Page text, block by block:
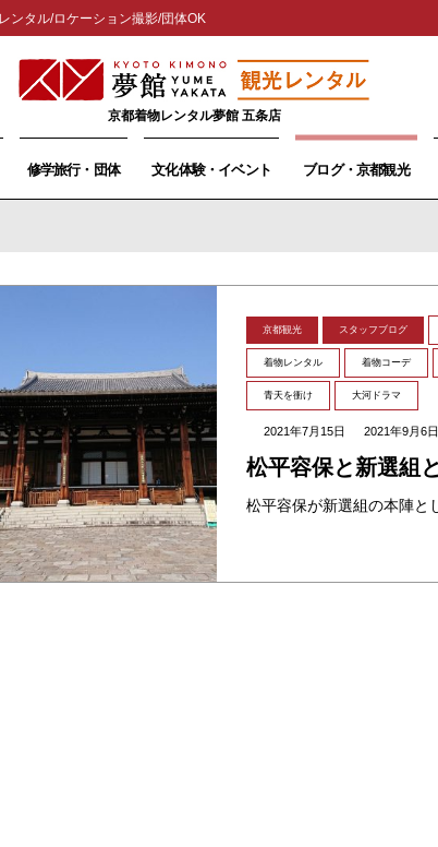
ンタル/ロケーション撮影/団体OK
京都着物レンタル夢館 五条店
修学旅行・団体 文化体験・イベント ブログ・京都観光
京都観光 スタッフブログ
着物レンタル 着物コーデ
青天を衝け 大河ドラマ
2021年7月15日 2021年9月6日
松平容保と新選組